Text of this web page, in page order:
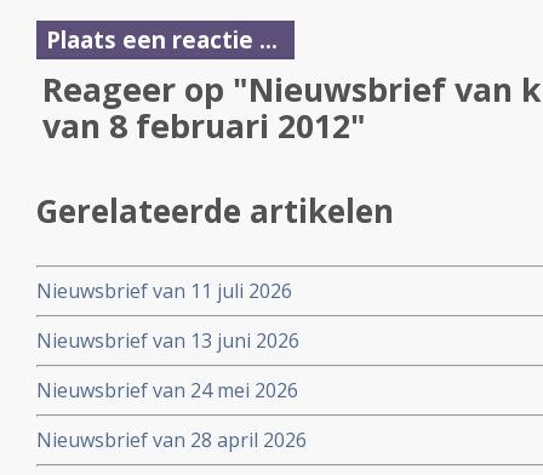
Plaats een reactie ...
Reageer op "Nieuwsbrief van
van 8 februari 2012"
Gerelateerde artikelen
Nieuwsbrief van 11 juli 2026
Nieuwsbrief van 13 juni 2026
Nieuwsbrief van 24 mei 2026
Nieuwsbrief van 28 april 2026